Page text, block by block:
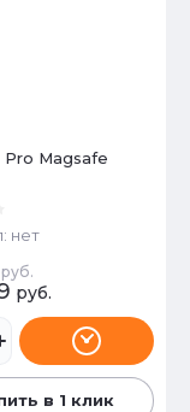
Pro Magsafe
нет
руб.
руб.
в 1 клик